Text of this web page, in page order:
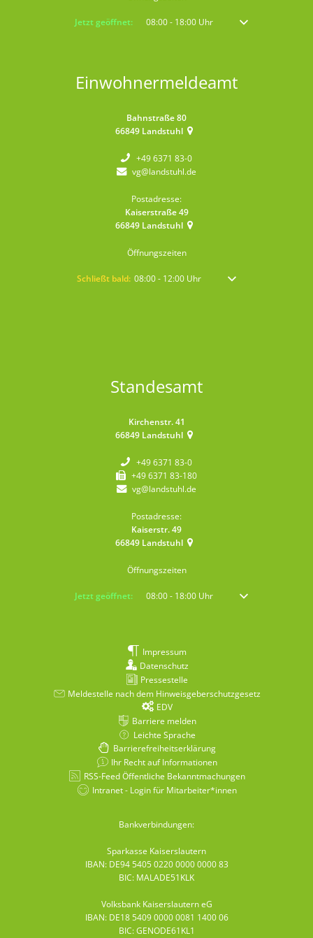
Klicken, um weitere Öffnungs- oder Schließzeiten auszublenden
Jetzt geöffnet: 08:00- 18:00Uhr Von 08:00 bis 18:00
Einwohnermeldeamt
Bahnstraße 80
66849 Landstuhl
+49 6371 83-0
vg@landstuhl.de
Postadresse:
Kaiserstraße 49
66849 Landstuhl
Öffnungszeiten
Klicken, um weitere Öffnungs- oder Schließzeiten
Schließt bald: 08:00- 12:00 Uhr Von 08:00 bis 12:00 Uhr
Standesamt
Kirchenstr. 41
66849 Landstuhl
+49 6371 83-0
+49 6371 83-180
vg@landstuhl.de
Postadresse:
Kaiserstr. 49
66849 Landstuhl
Öffnungszeiten
Klicken, um weitere Öffnungs- oder Schließzeiten auszublenden
Jetzt geöffnet: 08:00- 18:00Uhr Von 08:00 bis 18:00
Impressum
Datenschutz
Pressestelle
Meldestelle nach dem Hinweisgeberschutzgesetz
EDV
Barriere melden
Leichte Sprache
Barrierefreiheitserklärung
Ihr Recht auf Informationen
RSS-Feed Öffentliche Bekanntmachungen
Intranet - Login für Mitarbeiter*innen
Bankverbindungen:
Sparkasse Kaiserslautern
IBAN: DE94 5405 0220 0000 0000 83
BIC: MALADE51KLK
Volksbank Kaiserslautern eG
IBAN: DE18 5409 0000 0081 1400 06
BIC: GENODE61KL1